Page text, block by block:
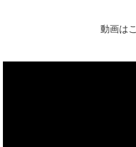
動画は